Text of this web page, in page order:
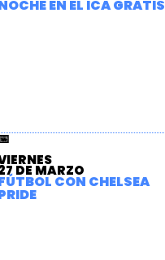
EN EL ICA GRATIS
DE MARZO
CON CHELSEA